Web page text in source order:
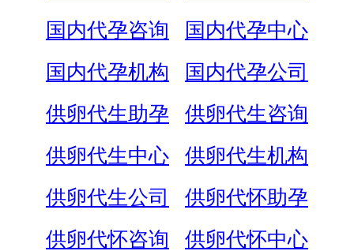
国内代孕咨询
国内代孕中心
国内代孕机构
国内代孕公司
供卵代生助孕
供卵代生咨询
供卵代生中心
供卵代生机构
供卵代生公司
供卵代怀助孕
供卵代怀咨询
供卵代怀中心